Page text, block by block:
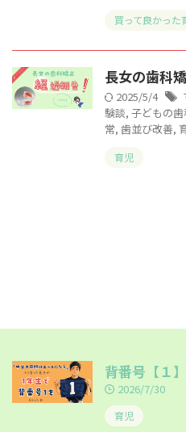
買って良かった
長女の歯科
2025/5/4
験談, 子どもの
常, 歯並び改善,
育児
背番号【１
2026/7/30
育児